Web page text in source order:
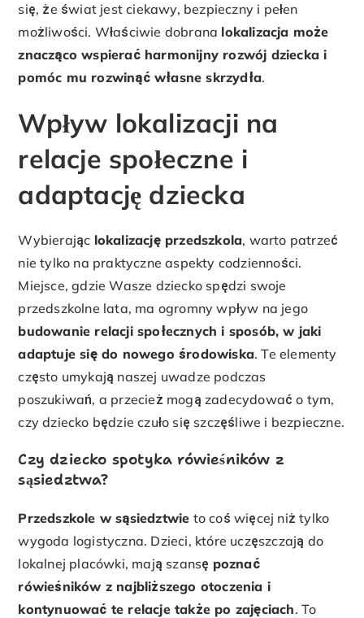
się, że świat jest ciekawy, bezpieczny i pełen
możliwości. Właściwie dobrana lokalizacja może
znacząco wspierać harmonijny rozwój dziecka i
pomóc mu rozwinąć własne skrzydła.
Wpływ lokalizacji na
relacje społeczne i
adaptację dziecka
Wybierając lokalizację przedszkola, warto patrzeć
nie tylko na praktyczne aspekty codzienności.
Miejsce, gdzie Wasze dziecko spędzi swoje
przedszkolne lata, ma ogromny wpływ na jego
budowanie relacji społecznych i sposób, w jaki
adaptuje się do nowego środowiska. Te elementy
często umykają naszej uwadze podczas
poszukiwań, a przecież mogą zadecydować o tym,
czy dziecko będzie czuło się szczęśliwe i bezpieczne.
Czy dziecko spotyka rówieśników z
sąsiedztwa?
Przedszkole w sąsiedztwie to coś więcej niż tylko
wygoda logistyczna. Dzieci, które uczęszczają do
lokalnej placówki, mają szansę poznać
rówieśników z najbliższego otoczenia i
kontynuować te relacje także po zajęciach. To